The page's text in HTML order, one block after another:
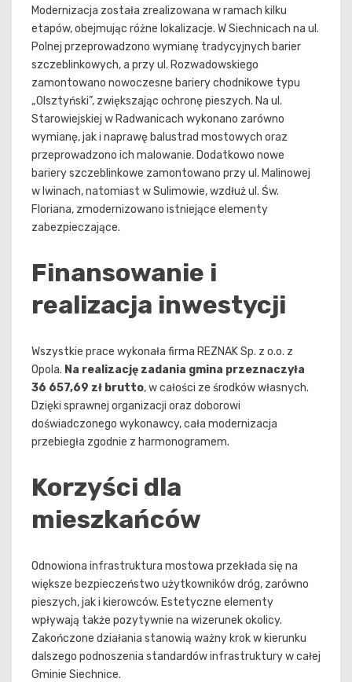
Modernizacja została zrealizowana w ramach kilku
etapów, obejmując różne lokalizacje. W Siechnicach na ul.
Polnej przeprowadzono wymianę tradycyjnych barier
szczeblinkowych, a przy ul. Rozwadowskiego
zamontowano nowoczesne bariery chodnikowe typu
„Olsztyński”, zwiększając ochronę pieszych. Na ul.
Starowiejskiej w Radwanicach wykonano zarówno
wymianę, jak i naprawę balustrad mostowych oraz
przeprowadzono ich malowanie. Dodatkowo nowe
bariery szczeblinkowe zamontowano przy ul. Malinowej
w Iwinach, natomiast w Sulimowie, wzdłuż ul. Św.
Floriana, zmodernizowano istniejące elementy
zabezpieczające.
Finansowanie i
realizacja inwestycji
Wszystkie prace wykonała firma REZNAK Sp. z o.o. z
Opola. Na realizację zadania gmina przeznaczyła
36 657,69 zł brutto, w całości ze środków własnych.
Dzięki sprawnej organizacji oraz doborowi
doświadczonego wykonawcy, cała modernizacja
przebiegła zgodnie z harmonogramem.
Korzyści dla
mieszkańców
Odnowiona infrastruktura mostowa przekłada się na
większe bezpieczeństwo użytkowników dróg, zarówno
pieszych, jak i kierowców. Estetyczne elementy
wpływają także pozytywnie na wizerunek okolicy.
Zakończone działania stanowią ważny krok w kierunku
dalszego podnoszenia standardów infrastruktury w całej
Gminie Siechnice.